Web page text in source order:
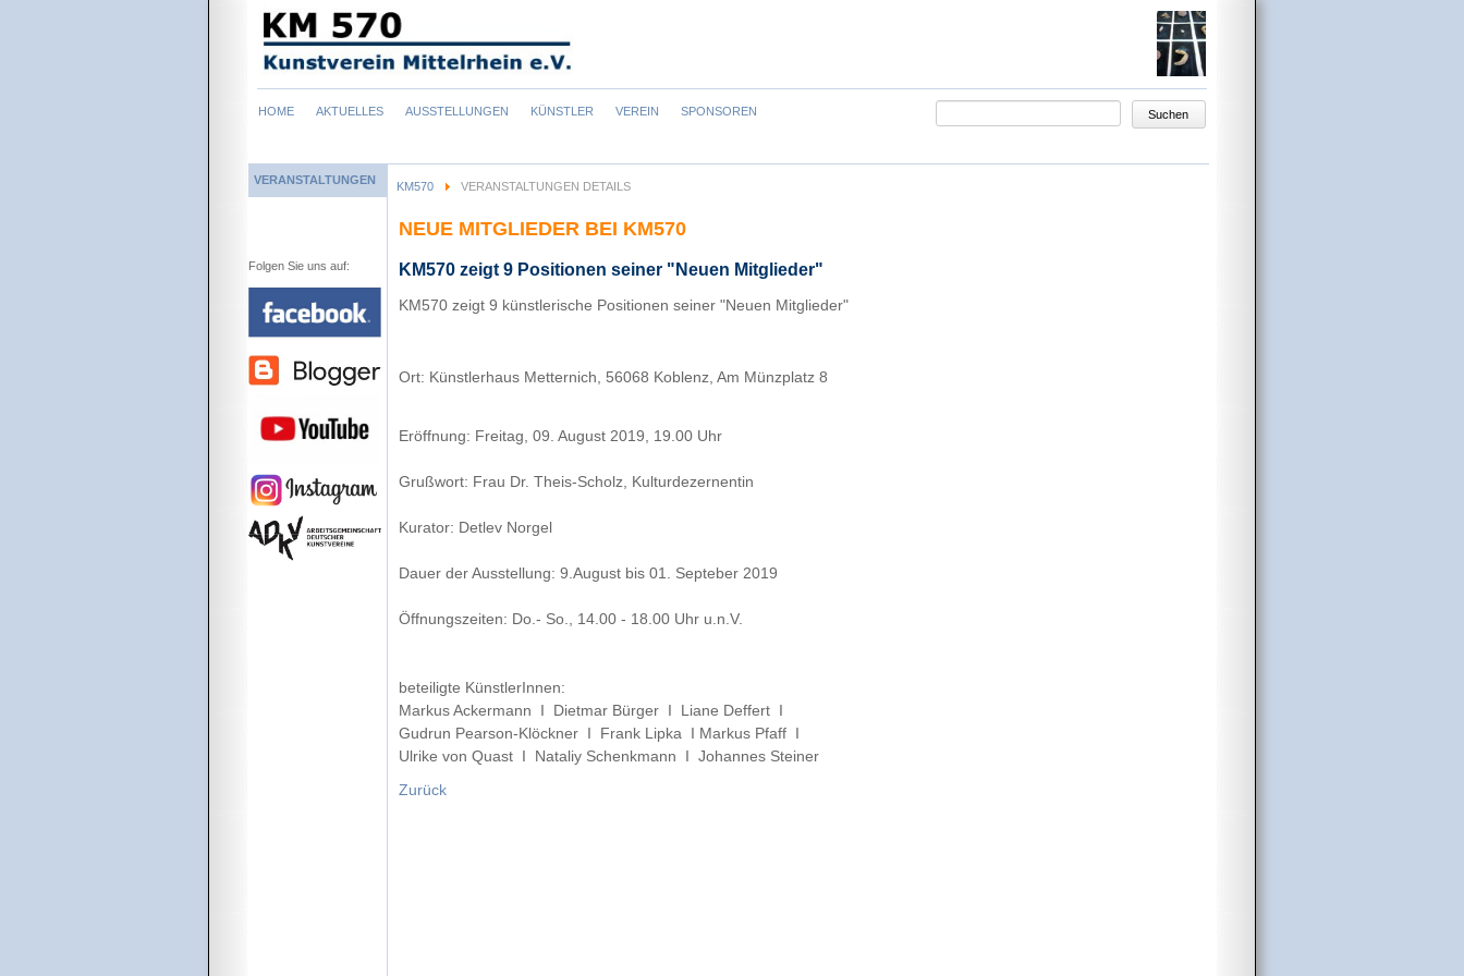
Navigation
HOME AKTUELLES AUSSTELLUNGEN KÜNSTLER VEREIN SPONSOREN Suchen
KM570 VERANSTALTUNGEN DETAILS
NEUE MITGLIEDER BEI KM570
KM570 zeigt 9 Positionen seiner "Neuen Mitglieder"
KM570 zeigt 9 künstlerische Positionen seiner "Neuen Mitglieder"
Ort: Künstlerhaus Metternich, 56068 Koblenz, Am Münzplatz 8
Eröffnung: Freitag, 09. August 2019, 19.00 Uhr
Grußwort: Frau Dr. Theis-Scholz, Kulturdezernentin
Kurator: Detlev Norgel
Dauer der Ausstellung: 9.August bis 01. Septeber 2019
Öffnungszeiten: Do.- So., 14.00 - 18.00 Uhr u.n.V.
beteiligte KünstlerInnen:
Markus Ackermann I Dietmar Bürger I Liane Deffert I
Gudrun Pearson-Klöckner I Frank Lipka I Markus Pfaff I
Ulrike von Quast I Nataliy Schenkmann I Johannes Steiner
Zurück
VERANSTALTUNGEN
Folgen Sie uns auf: